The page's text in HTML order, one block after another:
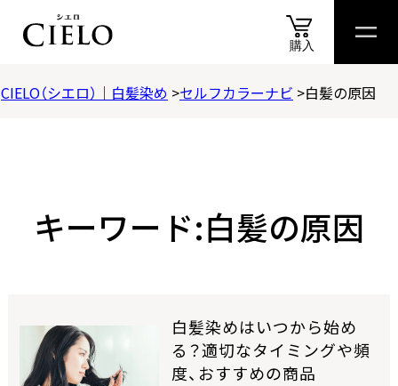
商品情報 商品比較表おすすめアイテム診断スペシャルコンテ
購入
商品情報
ヘアカラークリーム
ヘアカラーミルキー
CIELO（シエロ）｜白髪染め セルフカラーナビ 白髪の原因
キーワード:白髪の原因
白髪染めはいつから始め
る？適切なタイミングや頻
度、おすすめの商品